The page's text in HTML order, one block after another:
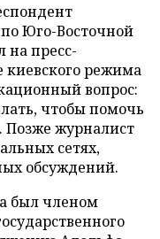
Юго-Восточной
на пресс-
киевского режима
вопрос:
чтобы помочь
Позже журналист
сетях,
обсуждений.
был членом